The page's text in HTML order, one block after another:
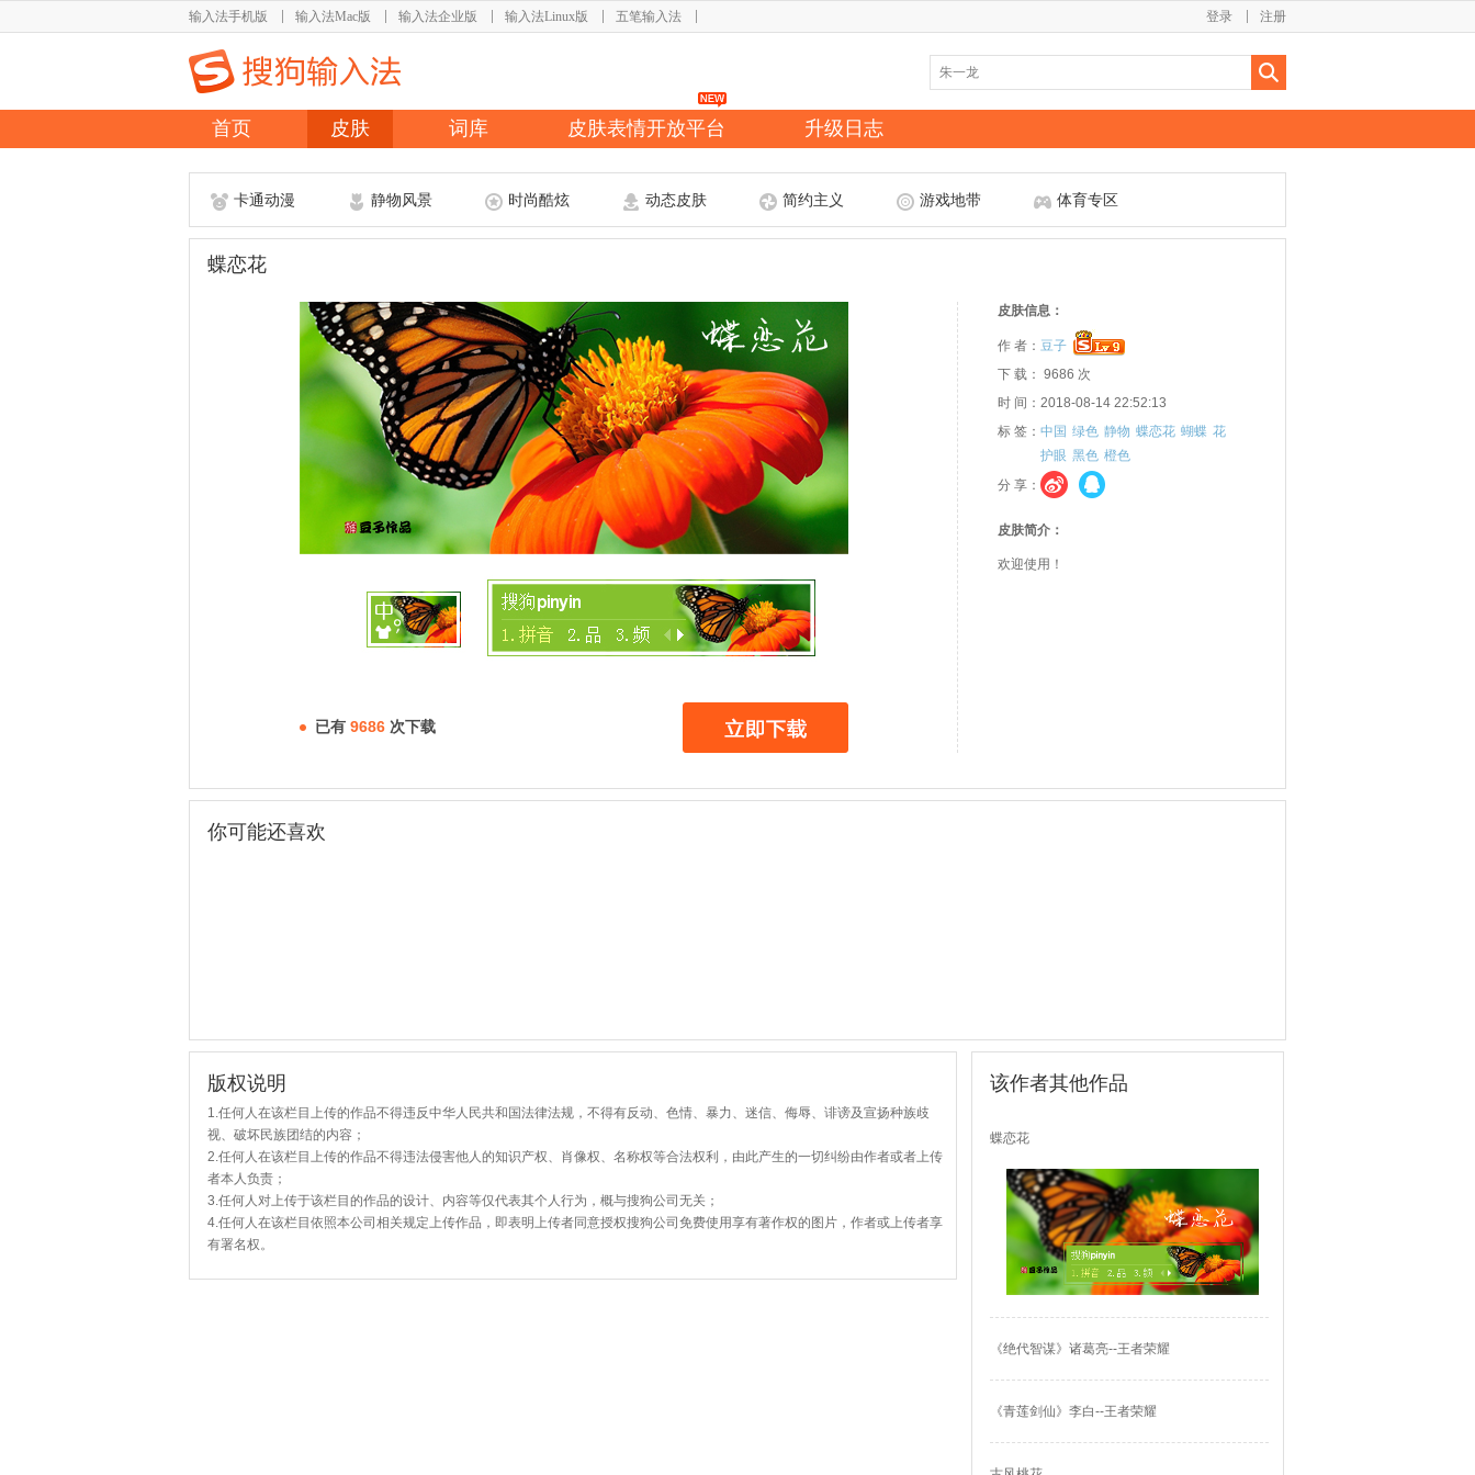
输入法手机版 输入法Mac版 输入法企业版 输入法Linux版 五笔输入法 注册
登录
首页 皮肤 词库 皮肤表情开放平台 升级日志
卡通动漫 静物风景 时尚酷炫 动态皮肤 简约主义 游戏地带 体育专区
蝶恋花
已有 9686 次下载
皮肤信息：
作 者： 豆子
下 载： 9686 次
时 间：2018-08-14 22:52:13
标 签： 中国 绿色 静物 蝶恋花 蝴蝶 花
护眼 黑色 橙色
分 享：
皮肤简介：
欢迎使用！
你可能还喜欢
版权说明
1.任何人在该栏目上传的作品不得违反中华人民共和国法律法规，不得有反动、色情、暴力、迷信、侮辱、诽谤及宣扬种族歧
视、破坏民族团结的内容；
2.任何人在该栏目上传的作品不得违法侵害他人的知识产权、肖像权、名称权等合法权利，由此产生的一切纠纷由作者或者上传
者本人负责；
3.任何人对上传于该栏目的作品的设计、内容等仅代表其个人行为，概与搜狗公司无关；
4.任何人在该栏目依照本公司相关规定上传作品，即表明上传者同意授权搜狗公司免费使用享有著作权的图片，作者或上传者享
有署名权。
该作者其他作品
蝶恋花
《绝代智谋》诸葛亮--王者荣耀
《青莲剑仙》李白--王者荣耀